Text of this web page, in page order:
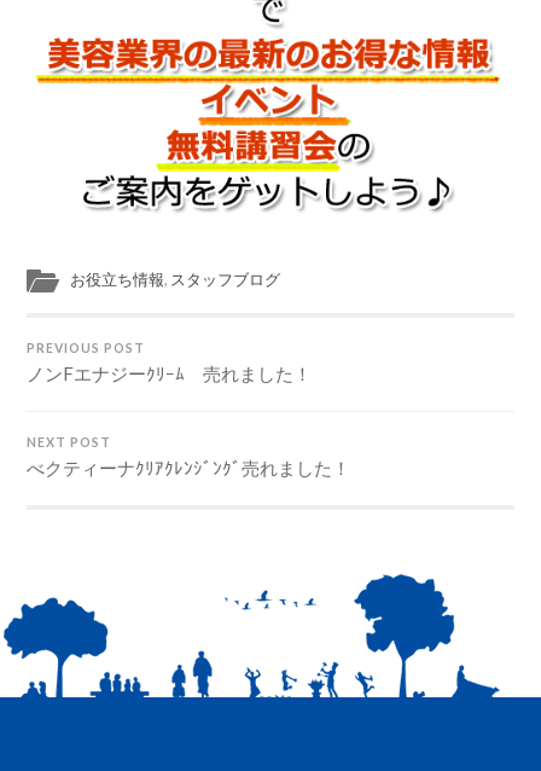
お役立ち情報, スタッフブログ
PREVIOUS POST
ノンFエナジーｸﾘｰﾑ 売れました！
NEXT POST
べクティーナｸﾘｱｸﾚﾝｼﾞﾝｸﾞ売れました！